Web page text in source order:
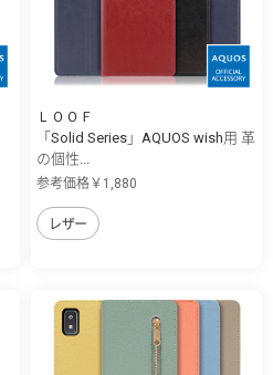
ＬＯＯＦ
「Solid Series」AQUOS wish用 革
の個性...
参考価格￥1,880
レザー